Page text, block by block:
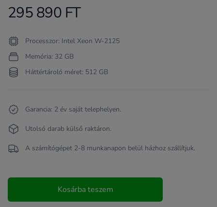
Product information
295 890 FT
Termékleírás
Processzor: Intel Xeon W-2125
Memória: 32 GB
Háttértároló méret: 512 GB
Garancia: 2 év saját telephelyen.
Utolsó darab külső raktáron.
A számítógépet 2-8 munkanapon belül házhoz szállítjuk.
Kosárba teszem